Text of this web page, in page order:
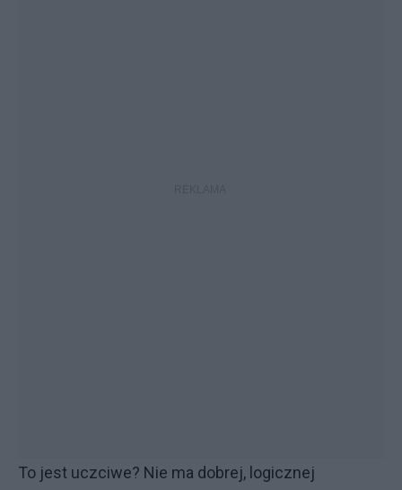
To jest uczciwe? Nie ma dobrej, logicznej